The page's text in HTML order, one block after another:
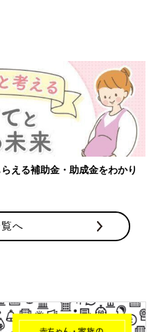
ものも】妊婦の感染症対策、知
へ